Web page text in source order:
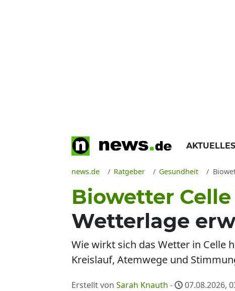
AKTUELLES
news.de Ratgeber Gesundheit
Biowetter
Wetterlage
Wie wirkt sich das Wetter in Celle
Kreislauf, Atemwege und
Erstellt von Sarah Knauth - 07.08.2026,